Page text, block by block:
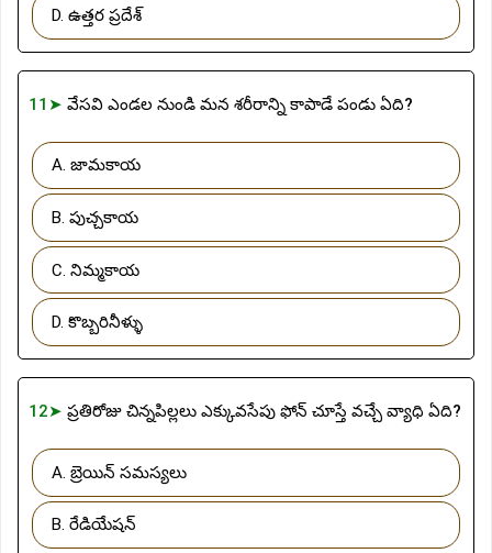
D. ఉత్తర ప్రదేశ్
11➤ వేసవి ఎండల నుండి మన శరీరాన్ని కాపాడే పండు ఏది?
A. జామకాయ
B. పుచ్చకాయ
C. నిమ్మకాయ
D. కొబ్బరినీళ్ళు
12➤ ప్రతిరోజు చిన్నపిల్లలు ఎక్కువసేపు ఫోన్ చూస్తే వచ్చే వ్యాధి ఏది?
A. బ్రెయిన్ సమస్యలు
B. రేడియేషన్